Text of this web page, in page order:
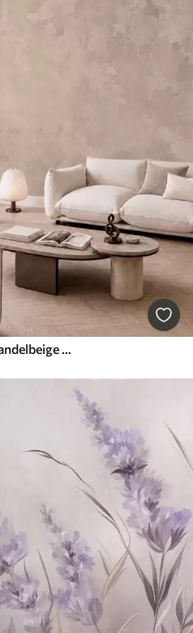
Muurschildering Warme, amandelbeige textuur met zachte, natuurlijke kleurovergangen